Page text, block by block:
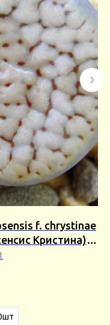
f. chrystinae
Кристина)